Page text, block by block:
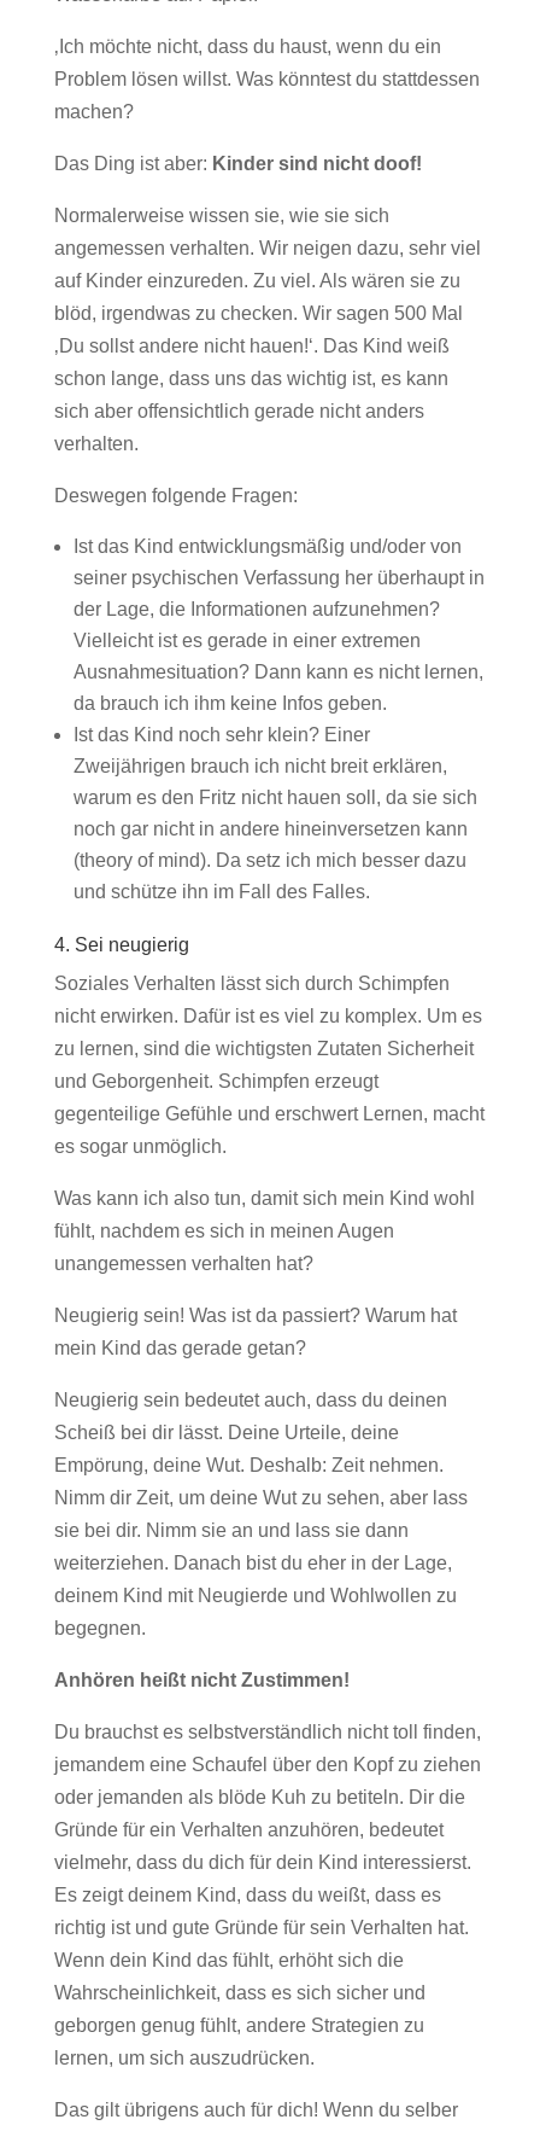
‚Ich möchte nicht, dass du haust, wenn du ein
Problem lösen willst. Was könntest du stattdessen
machen?
Das Ding ist aber: Kinder sind nicht doof!
Normalerweise wissen sie, wie sie sich
angemessen verhalten. Wir neigen dazu, sehr viel
auf Kinder einzureden. Zu viel. Als wären sie zu
blöd, irgendwas zu checken. Wir sagen 500 Mal
‚Du sollst andere nicht hauen!‘. Das Kind weiß
schon lange, dass uns das wichtig ist, es kann
sich aber offensichtlich gerade nicht anders
verhalten.
Deswegen folgende Fragen:
Ist das Kind entwicklungsmäßig und/oder von
seiner psychischen Verfassung her überhaupt in
der Lage, die Informationen aufzunehmen?
Vielleicht ist es gerade in einer extremen
Ausnahmesituation? Dann kann es nicht lernen,
da brauch ich ihm keine Infos geben.
Ist das Kind noch sehr klein? Einer
Zweijährigen brauch ich nicht breit erklären,
warum es den Fritz nicht hauen soll, da sie sich
noch gar nicht in andere hineinversetzen kann
(theory of mind). Da setz ich mich besser dazu
und schütze ihn im Fall des Falles.
4. Sei neugierig
Soziales Verhalten lässt sich durch Schimpfen
nicht erwirken. Dafür ist es viel zu komplex. Um es
zu lernen, sind die wichtigsten Zutaten Sicherheit
und Geborgenheit. Schimpfen erzeugt
gegenteilige Gefühle und erschwert Lernen, macht
es sogar unmöglich.
Was kann ich also tun, damit sich mein Kind wohl
fühlt, nachdem es sich in meinen Augen
unangemessen verhalten hat?
Neugierig sein! Was ist da passiert? Warum hat
mein Kind das gerade getan?
Neugierig sein bedeutet auch, dass du deinen
Scheiß bei dir lässt. Deine Urteile, deine
Empörung, deine Wut. Deshalb: Zeit nehmen.
Nimm dir Zeit, um deine Wut zu sehen, aber lass
sie bei dir. Nimm sie an und lass sie dann
weiterziehen. Danach bist du eher in der Lage,
deinem Kind mit Neugierde und Wohlwollen zu
begegnen.
Anhören heißt nicht Zustimmen!
Du brauchst es selbstverständlich nicht toll finden,
jemandem eine Schaufel über den Kopf zu ziehen
oder jemanden als blöde Kuh zu betiteln. Dir die
Gründe für ein Verhalten anzuhören, bedeutet
vielmehr, dass du dich für dein Kind interessierst.
Es zeigt deinem Kind, dass du weißt, dass es
richtig ist und gute Gründe für sein Verhalten hat.
Wenn dein Kind das fühlt, erhöht sich die
Wahrscheinlichkeit, dass es sich sicher und
geborgen genug fühlt, andere Strategien zu
lernen, um sich auszudrücken.
Das gilt übrigens auch für dich! Wenn du selber